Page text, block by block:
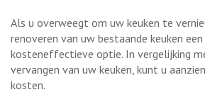
Als u overweegt om uw keuken te
renoveren van uw bestaande keuken
kosteneffectieve optie. In vergelijking
vervangen van uw keuken, kunt u
kosten.